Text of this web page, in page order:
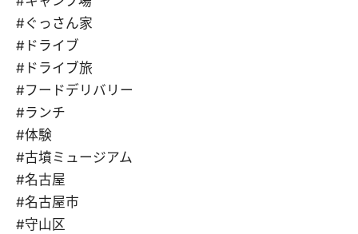
#ぐっさん家
#ドライブ
#ドライブ旅
#フードデリバリー
#ランチ
#体験
#古墳ミュージアム
#名古屋
#名古屋市
#守山区